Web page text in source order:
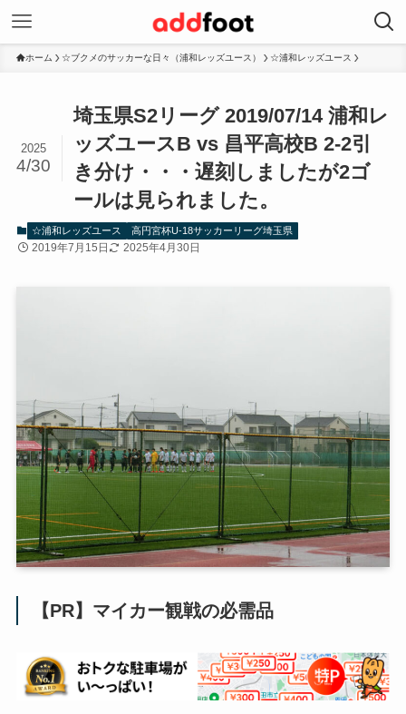
ホーム ☆ブクメのサッカーな日々（浦和レッズユース） ☆浦和レッズユース
埼玉県S2リーグ 2019/07/14 浦和レ
ッズユースB vs 昌平高校B 2-2引
き分け・・・遅刻しましたが2ゴ
ールは見られました。
2025
4/30
☆浦和レッズユース 高円宮杯U-18サッカーリーグ埼玉県
2019年7月15日 2025年4月30日
【PR】マイカー観戦の必需品